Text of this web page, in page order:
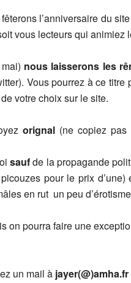
l’anniversaire du
vous lecteurs qui animiez
nous laisserons les
Vous pourrez à ce
votre choix sur le site.
orignal (ne copiez pas
saufde la propagande
pour le prix
en rut un peu
on pourra faire une
un mail à jayer(@)amha.fr